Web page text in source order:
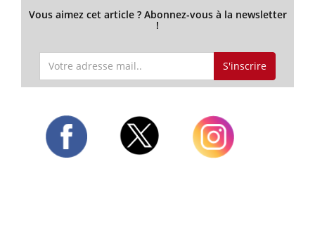
Vous aimez cet article ? Abonnez-vous à la newsletter
!
S'inscrire